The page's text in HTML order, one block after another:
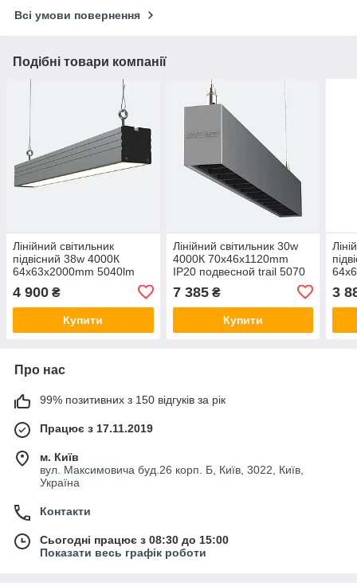
Всі умови повернення
Подібні товари компанії
Лінійний світильник
підвісний 38w 4000К
64х63х2000mm 5040lm
38w-2
4 900 ₴
Купити
Лінійний світильник 30w
4000К 70х46х1120mm
IP20 подвесной trail 5070
comfortl LC-LED-D30-1120
7 385₴
Купити
3
Про нас
99% позитивних з 150 відгуків за рік
Працює з 17.11.2019
м. Київ
вул. Максимовича буд.26 корп. Б, Київ, 3022, Київ,
Україна
Контакти
Сьогодні працює з 08:30 до 15:00
Показати весь графік роботи